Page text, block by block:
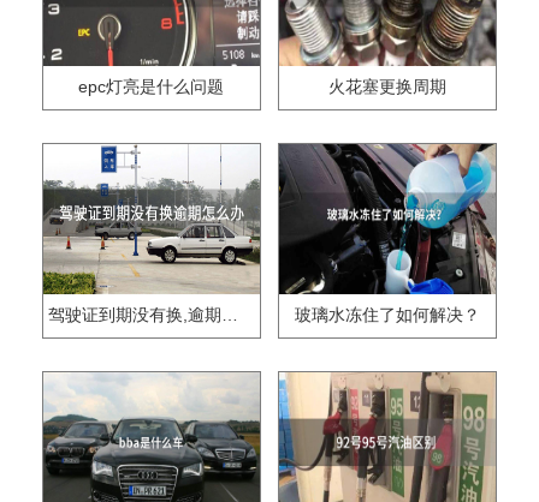
epc灯亮是什么问题 火花塞更换周期
驾驶证到期没有换,逾期怎么办?? 玻璃水冻住了如何解决？